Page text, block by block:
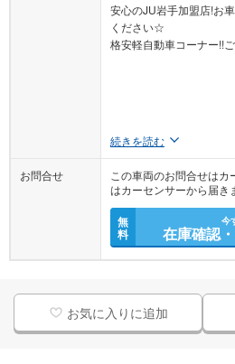
安心のJU岩手加盟店!お
ください☆
格安軽自動車コーナー!!
続きを読む
お問合せ
この車両のお問合せは
はカーセンサーから届き
無
料
今
在庫確認
お気に入りに追加